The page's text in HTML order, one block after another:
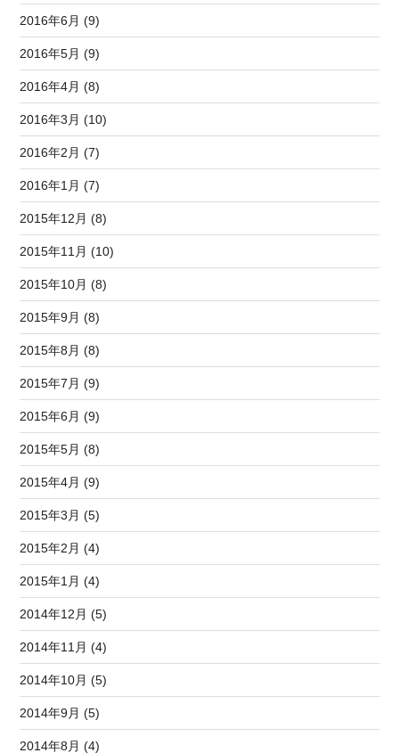
2016年6月 (9)
2016年5月 (9)
2016年4月 (8)
2016年3月 (10)
2016年2月 (7)
2016年1月 (7)
2015年12月 (8)
2015年11月 (10)
2015年10月 (8)
2015年9月 (8)
2015年8月 (8)
2015年7月 (9)
2015年6月 (9)
2015年5月 (8)
2015年4月 (9)
2015年3月 (5)
2015年2月 (4)
2015年1月 (4)
2014年12月 (5)
2014年11月 (4)
2014年10月 (5)
2014年9月 (5)
2014年8月 (4)